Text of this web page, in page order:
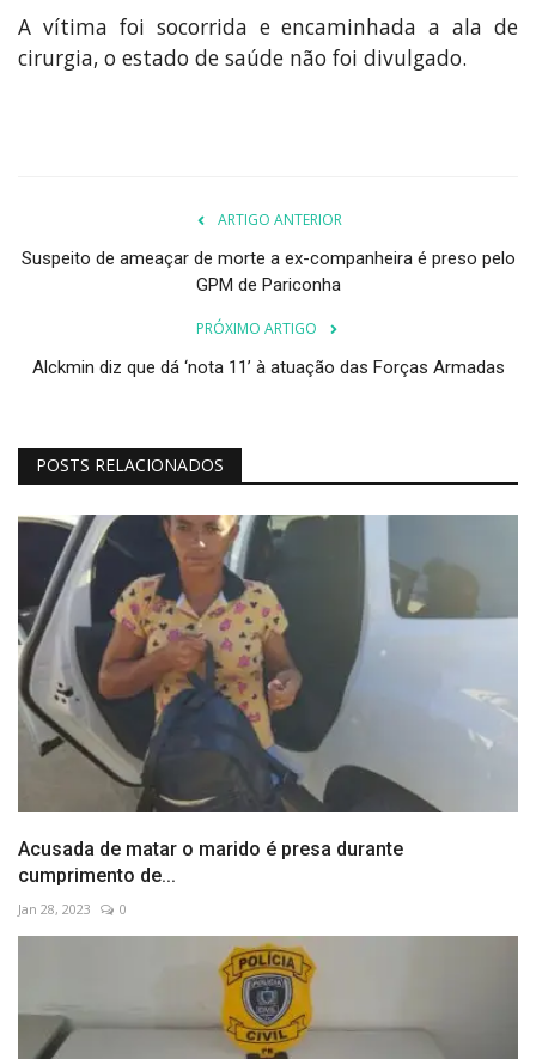
A vítima foi socorrida e encaminhada a ala de
cirurgia, o estado de saúde não foi divulgado.
ARTIGO ANTERIOR
Suspeito de ameaçar de morte a ex-companheira é preso pelo
GPM de Pariconha
PRÓXIMO ARTIGO
Alckmin diz que dá ‘nota 11’ à atuação das Forças Armadas
POSTS RELACIONADOS
Acusada de matar o marido é presa durante
cumprimento de...
Jan 28, 2023 0